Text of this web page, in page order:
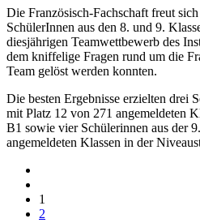
Die Französisch-Fachschaft freut
SchülerInnen aus den 8. und 9.
diesjährigen Teamwettbewerb des
dem kniffelige Fragen rund um die
Team gelöst werden konnten.
Die besten Ergebnisse erzielten drei
mit Platz 12 von 271 angemeldeten
B1 sowie vier Schülerinnen aus der
angemeldeten Klassen in der
1
2